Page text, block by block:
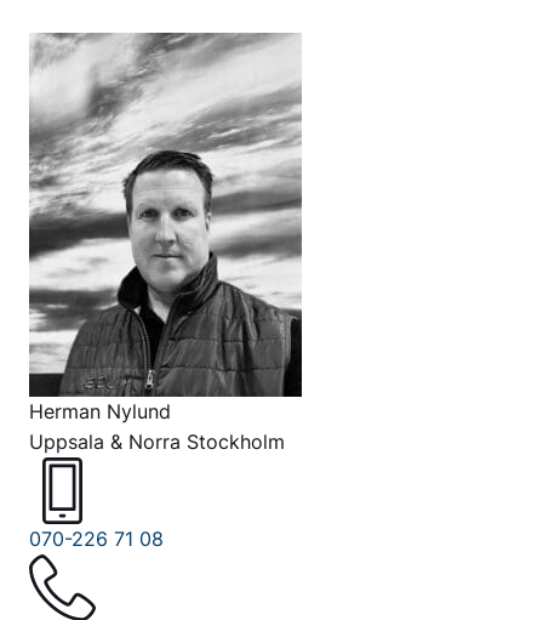
Herman Nylund
Uppsala & Norra Stockholm
070-226 71 08